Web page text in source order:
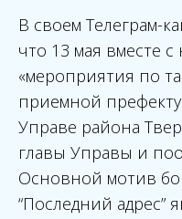
В своем Телеграм-
что 13 мая вместе
«мероприятия по
приемной
Управе района
главы Управы и
Основной мотив
“Последний адрес”